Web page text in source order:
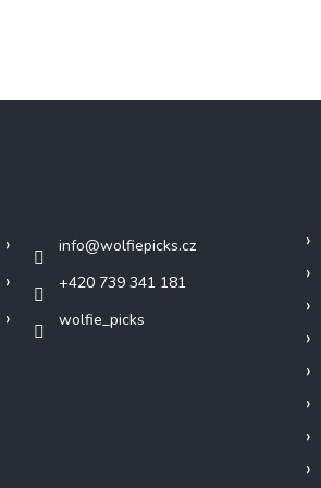
info@wolfiepicks.cz
+420 739 341 181
wolfie_picks